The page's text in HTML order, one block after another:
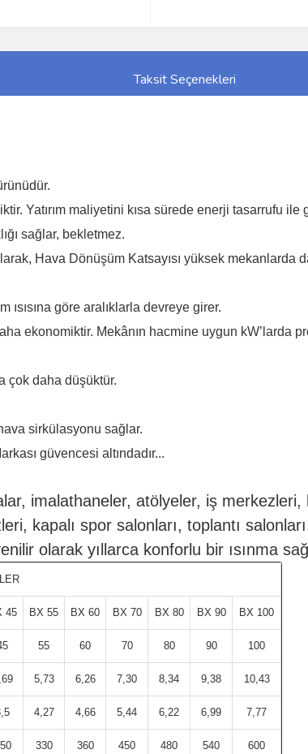
Taksit Seçenekleri
Yatırım maliyetini kısa sürede enerji tasarrufu ile
sağlar, bekletmez.
Hava Dönüşüm Katsayısı yüksek mekanlarda
göre aralıklarla devreye girer.
ekonomiktir. Mekânın hacmine uygun kW’larda
çok daha düşüktür.
sirkülasyonu sağlar.
güvencesi altındadır...
imalathaneler, atölyeler, iş merkezleri,
kapalı spor salonları, toplantı
olarak yıllarca konforlu bir ısınma
45 BX 55 BX 60 BX 70 BX 80 BX 90 BX 100
55 60 70 80 90 100
5,73 6,26 7,30 8,34 9,38 10,43
4,27 4,66 5,44 6,22 6,99 7,77
330 360 450 480 540 600